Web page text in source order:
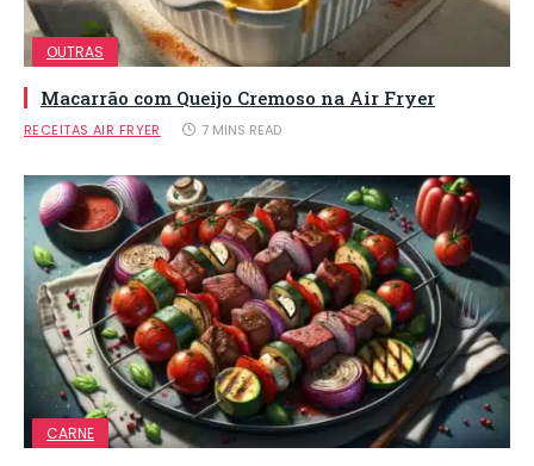
OUTRAS
Macarrão com Queijo Cremoso na Air Fryer
RECEITAS AIR FRYER 7 MINS READ
CARNE